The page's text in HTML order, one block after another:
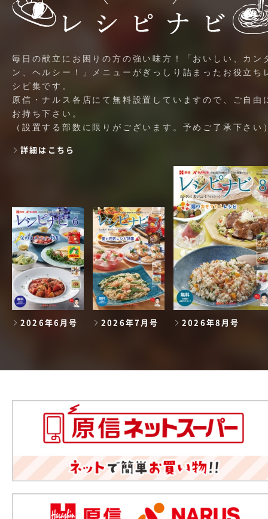
毎日の献立にお困りの方の強い味方！「おいしい、カン
ン、ヘルシー！」メニューがぎっしり詰まったお役立ち
シピ集です。
原信・ナルス各店にて無料設置していますので、ご自由
お持ち下さい。
（設置する部数に限りがございます。予めご了承下さい
詳細はこちら
2026年6月号 2026年7月号 2026年8月号